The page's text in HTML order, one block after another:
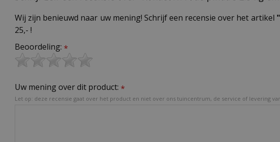
Wij zijn benieuwd naar uw mening! Schrijf een recensie over het artikel
25,- !
Beoordeling: *
Uw mening over dit product: *
Let op: deze recensie gaat over het product en niet over ons tuincentrum, de service of levering